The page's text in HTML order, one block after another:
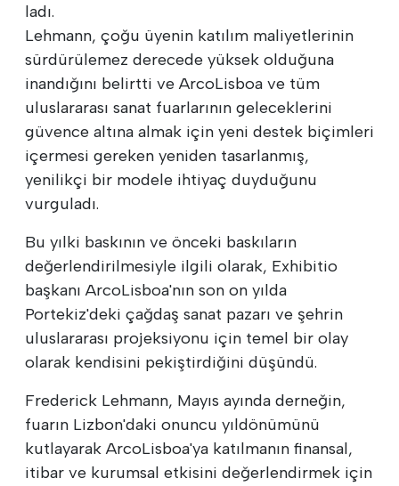
ladı.
Lehmann, çoğu üyenin katılım maliyetlerinin
sürdürülemez derecede yüksek olduğuna
inandığını belirtti ve ArcoLisboa ve tüm
uluslararası sanat fuarlarının geleceklerini
güvence altına almak için yeni destek biçimleri
içermesi gereken yeniden tasarlanmış,
yenilikçi bir modele ihtiyaç duyduğunu
vurguladı.
Bu yılki baskının ve önceki baskıların
değerlendirilmesiyle ilgili olarak, Exhibitio
başkanı ArcoLisboa'nın son on yılda
Portekiz'deki çağdaş sanat pazarı ve şehrin
uluslararası projeksiyonu için temel bir olay
olarak kendisini pekiştirdiğini düşündü.
Frederick Lehmann, Mayıs ayında derneğin,
fuarın Lizbon'daki onuncu yıldönümünü
kutlayarak ArcoLisboa'ya katılmanın finansal,
itibar ve kurumsal etkisini değerlendirmek için